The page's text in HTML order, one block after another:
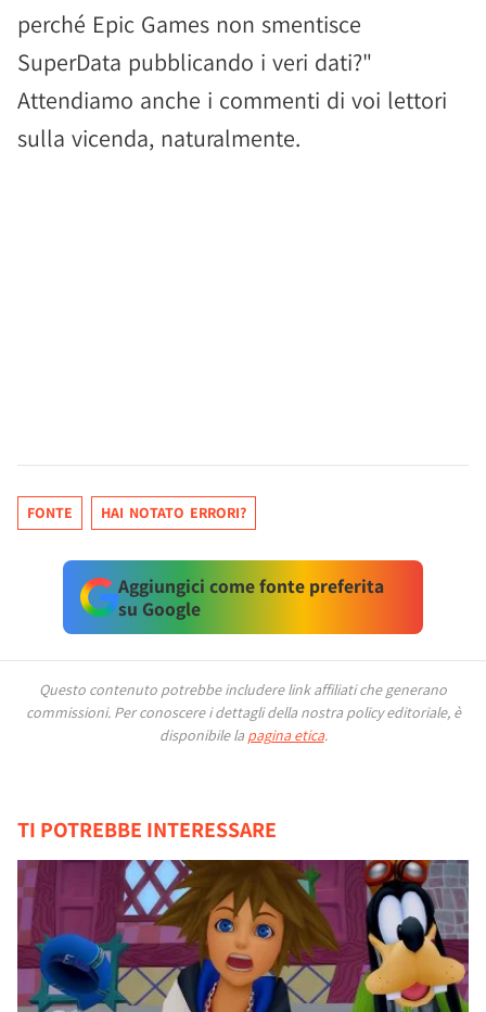
perché Epic Games non smentisce
SuperData pubblicando i veri dati?"
Attendiamo anche i commenti di voi lettori
sulla vicenda, naturalmente.
FONTE HAI NOTATO ERRORI?
Aggiungici come fonte preferita
su Google
Questo contenuto potrebbe includere link affiliati che generano
commissioni. Per conoscere i dettagli della nostra policy editoriale, è
disponibile la pagina etica.
TI POTREBBE INTERESSARE